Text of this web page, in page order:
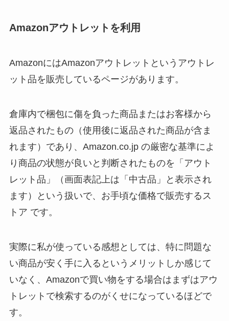
Amazonアウトレットを利用
AmazonにはAmazonアウトレットというアウトレ
ット品を販売しているページがあります。
倉庫内で梱包に傷を負った商品またはお客様から
返品されたもの（使用後に返品された商品が含ま
れます）であり、Amazon.co.jp の厳密な基準によ
り商品の状態が良いと判断されたものを「アウト
レット品」（画面表記上は「中古品」と表示され
ます）という扱いで、お手頃な価格で販売するス
トア です。
実際に私が使っている感想としては、特に問題な
い商品が安く手に入るというメリットしか感じて
いなく、Amazonで買い物をする場合はまずはアウ
トレットで検索するのがくせになっているほどで
す。